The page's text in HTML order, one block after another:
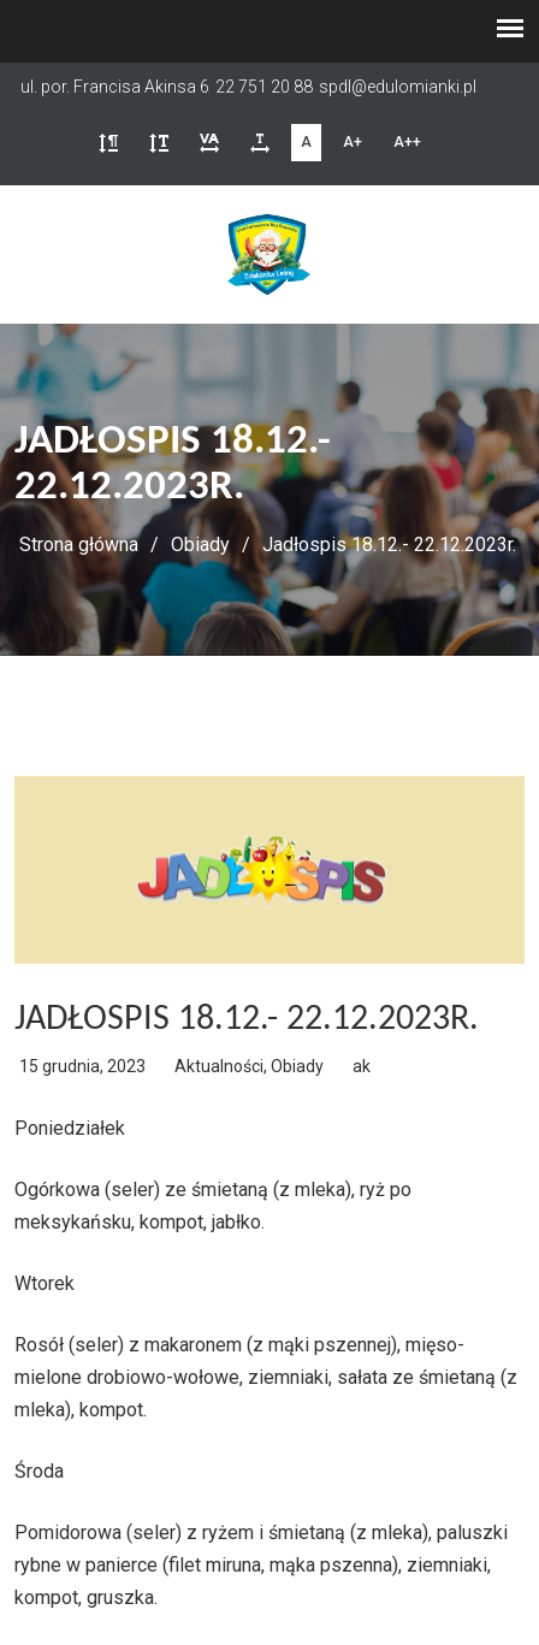
treści
ul. por. Francisa Akinsa 6 22 751 20 88 spdl@edulomianki.pl
A A+ A++
JADŁOSPIS 18.12.-
22.12.2023R.
Strona główna Obiady Jadłospis 18.12.- 22.12.2023r.
JADŁOSPIS 18.12.- 22.12.2023R.
15 grudnia, 2023 Aktualności, Obiady ak
Poniedziałek
Ogórkowa (seler) ze śmietaną (z mleka), ryż po
meksykańsku, kompot, jabłko.
Wtorek
Rosół (seler) z makaronem (z mąki pszennej), mięso-
mielone drobiowo-wołowe, ziemniaki, sałata ze śmietaną (z
mleka), kompot.
Środa
Pomidorowa (seler) z ryżem i śmietaną (z mleka), paluszki
rybne w panierce (filet miruna, mąka pszenna), ziemniaki,
kompot, gruszka.